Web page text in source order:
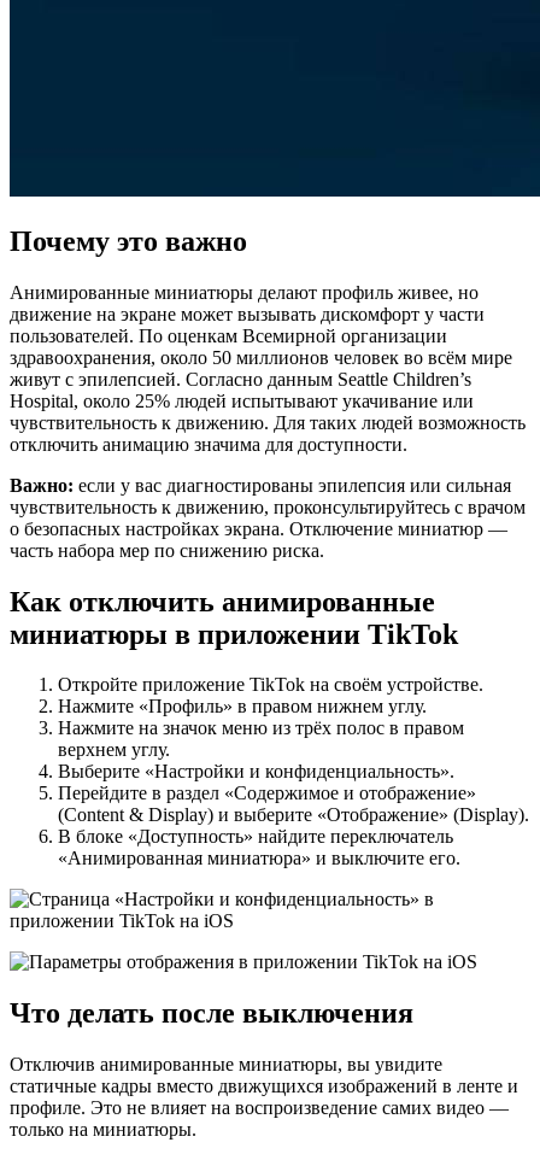
Почему это важно
Анимированные миниатюры делают профиль живее, но
движение на экране может вызывать дискомфорт у части
пользователей. По оценкам Всемирной организации
здравоохранения, около 50 миллионов человек во всём мире
живут с эпилепсией. Согласно данным Seattle Children’s
Hospital, около 25% людей испытывают укачивание или
чувствительность к движению. Для таких людей возможность
отключить анимацию значима для доступности.
Важно: если у вас диагностированы эпилепсия или сильная
чувствительность к движению, проконсультируйтесь с врачом
о безопасных настройках экрана. Отключение миниатюр —
часть набора мер по снижению риска.
Как отключить анимированные
миниатюры в приложении TikTok
Откройте приложение TikTok на своём устройстве.
Нажмите «Профиль» в правом нижнем углу.
Нажмите на значок меню из трёх полос в правом
верхнем углу.
Выберите «Настройки и конфиденциальность».
Перейдите в раздел «Содержимое и отображение»
(Content & Display) и выберите «Отображение» (Display).
В блоке «Доступность» найдите переключатель
«Анимированная миниатюра» и выключите его.
Что делать после выключения
Отключив анимированные миниатюры, вы увидите
статичные кадры вместо движущихся изображений в ленте и
профиле. Это не влияет на воспроизведение самих видео —
только на миниатюры.